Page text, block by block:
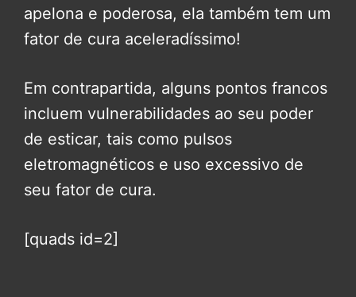
apelona e poderosa, ela também tem um
fator de cura aceleradíssimo!
Em contrapartida, alguns pontos francos
incluem vulnerabilidades ao seu poder
de esticar, tais como pulsos
eletromagnéticos e uso excessivo de
seu fator de cura.
[quads id=2]